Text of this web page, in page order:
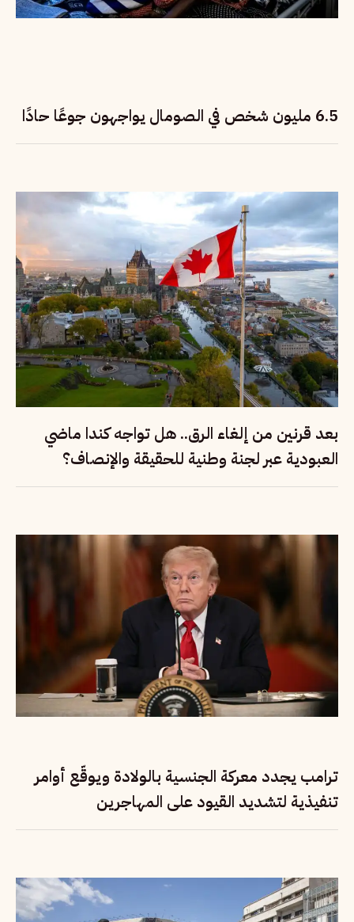
6.5 مليون شخص في الصومال يواجهون جوعًا حادًا
بعد قرنين من إلغاء الرق.. هل تواجه كندا ماضي
العبودية عبر لجنة وطنية للحقيقة والإنصاف؟
ترامب يجدد معركة الجنسية بالولادة ويوقّع أوامر
تنفيذية لتشديد القيود على المهاجرين